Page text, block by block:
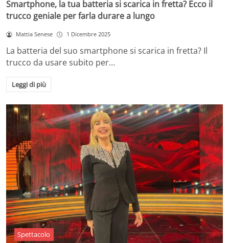
Smartphone, la tua batteria si scarica in fretta? Ecco il
trucco geniale per farla durare a lungo
Mattia Senese 1 Dicembre 2025
La batteria del suo smartphone si scarica in fretta? Il
trucco da usare subito per…
Leggi di più
Spettacolo